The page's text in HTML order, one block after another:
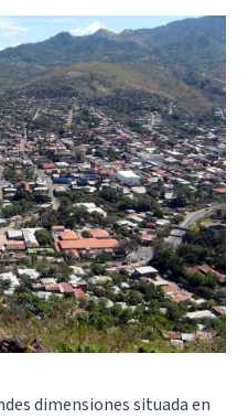
dimensiones situada en